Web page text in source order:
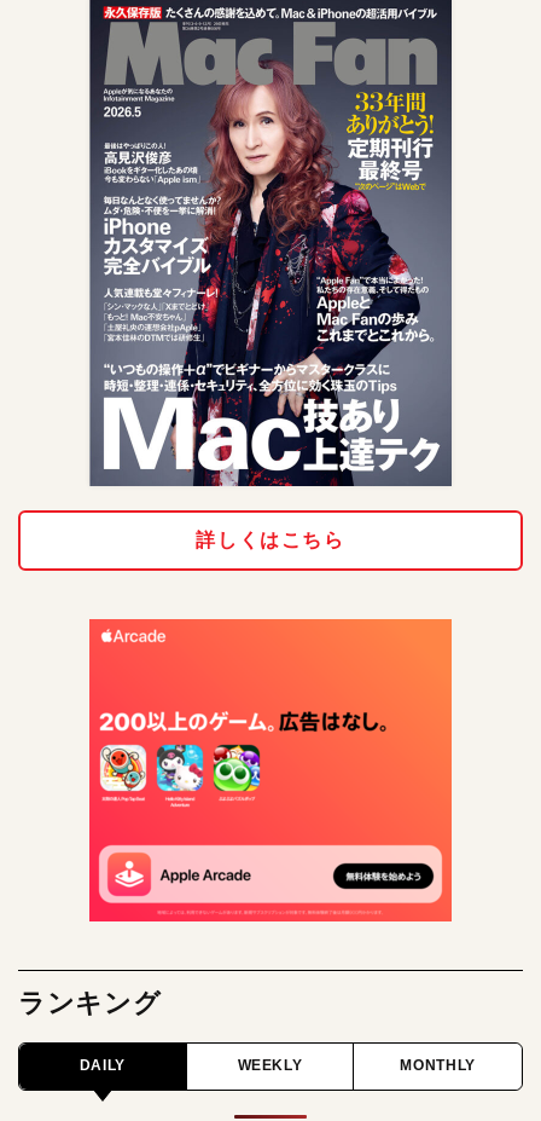
詳しくはこちら
ランキング
DAILY WEEKLY MONTHLY